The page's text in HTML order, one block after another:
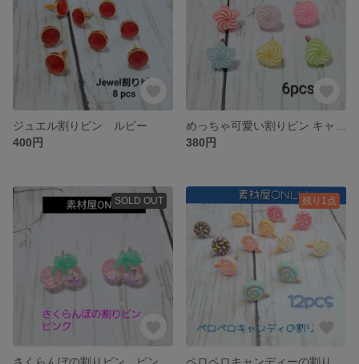
ジュエル割りピン ルビー
400円
380円
SOLD OUT 残り1点